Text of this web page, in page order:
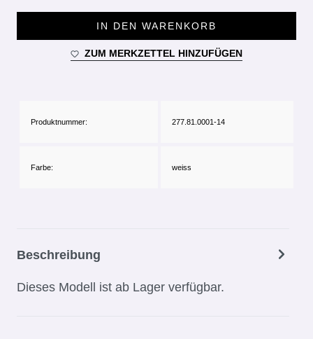
IN DEN WARENKORB
ZUM MERKZETTEL HINZUFÜGEN
Produktnummer: 277.81.0001-14
Farbe: weiss
Beschreibung
Dieses Modell ist ab Lager verfügbar.